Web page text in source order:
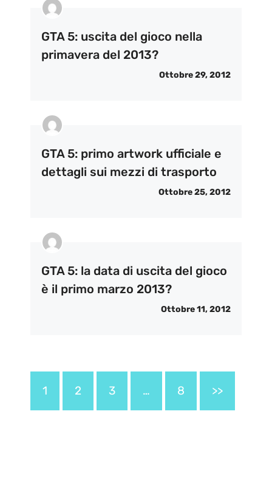
GTA 5: uscita del gioco nella
primavera del 2013?
Ottobre 29, 2012
GTA 5: primo artwork ufficiale e
dettagli sui mezzi di trasporto
Ottobre 25, 2012
GTA 5: la data di uscita del gioco
è il primo marzo 2013?
Ottobre 11, 2012
1 2 3 … 8 >>